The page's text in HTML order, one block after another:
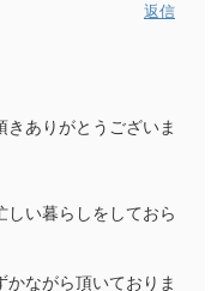
返信
ありがとうございま
しい暮らしをしておら
ながら頂いておりま